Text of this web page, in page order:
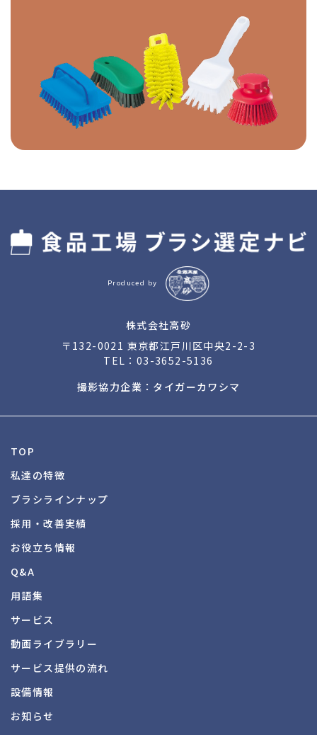
Produced by
株式会社高砂
〒132-0021 東京都江戸川区中央2-2-3
TEL： 03-3652-5136
撮影協力企業：タイガーカワシマ
TOP
私達の特徴
ブラシラインナップ
採用・改善実績
お役立ち情報
Q&A
用語集
サービス
動画ライブラリー
サービス提供の流れ
設備情報
お知らせ